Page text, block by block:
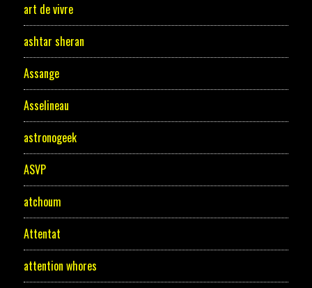
art de vivre
ashtar sheran
Assange
Asselineau
astronogeek
ASVP
atchoum
Attentat
attention whores